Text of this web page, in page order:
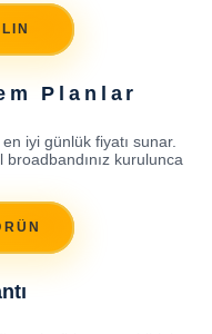
Planlar
iyi günlük fiyatı sunar.
broadbandınız kurulunca